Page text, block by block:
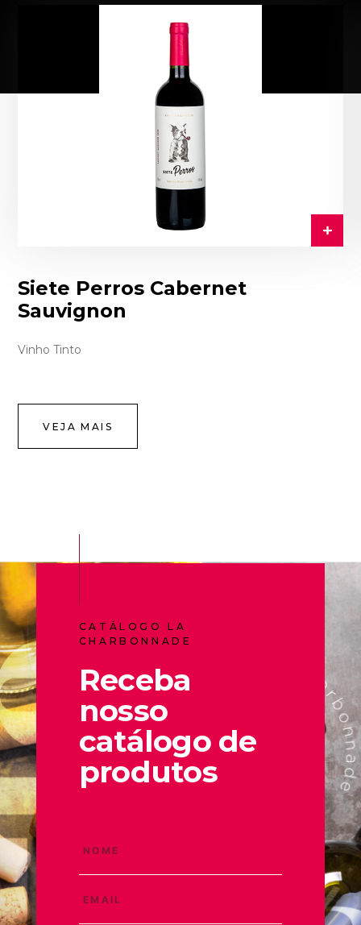
Siete Perros Cabernet
Sauvignon
Vinho Tinto
VEJA MAIS
CATÁLOGO LA
CHARBONNADE
Receba
nosso
catálogo de
produtos